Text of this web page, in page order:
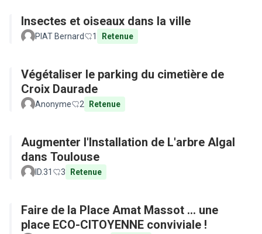
Insectes et oiseaux dans la ville
PIAT Bernard 1 Retenue
Végétaliser le parking du cimetière de
Croix Daurade
Anonyme 2 Retenue
Augmenter l'Installation de L'arbre Algal
dans Toulouse
ID.31 3 Retenue
Faire de la Place Amat Massot ... une
place ECO-CITOYENNE conviviale !